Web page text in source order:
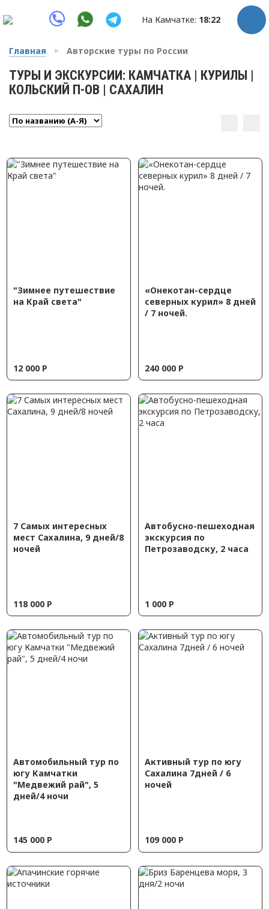
На Камчатке: 18:22
Главная Авторские туры по России
ТУРЫ И ЭКСКУРСИИ: КАМЧАТКА | КУРИЛЫ |
КОЛЬСКИЙ П-ОВ | САХАЛИН
"Зимнее путешествие
на Край света"
12 000 Р
«Онекотан-сердце
северных курил» 8 дней
/ 7 ночей.
240 000 Р
7 Самых интересных
мест Сахалина, 9 дней/8
ночей
118 000 Р
Автобусно-пешеходная
экскурсия по
Петрозаводску, 2 часа
1 000 Р
Автомобильный тур по
югу Камчатки
"Медвежий рай", 5
дней/4 ночи
145 000 Р
Активный тур по югу
Сахалина 7дней / 6
ночей
109 000 Р